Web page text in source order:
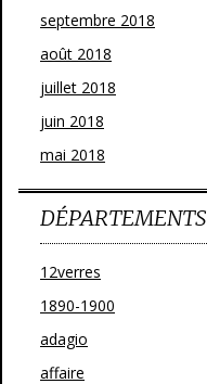
septembre 2018
août 2018
juillet 2018
juin 2018
mai 2018
DÉPARTEMENTS
12verres
1890-1900
adagio
affaire